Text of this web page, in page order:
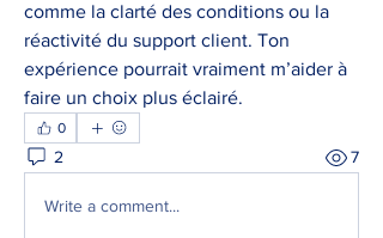
comme la clarté des conditions ou la
réactivité du support client. Ton
expérience pourrait vraiment m’aider à
faire un choix plus éclairé.
0
2 7
Write a comment...